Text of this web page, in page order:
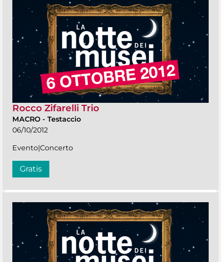
Rocco Zifarelli Trio
MACRO - Testaccio
06/10/2012
Evento|Concerto
Gratis